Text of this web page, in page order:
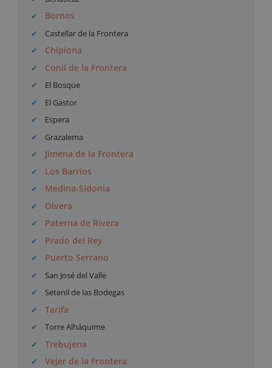
Bornos
Castellar de la Frontera
Chipiona
Conil de la Frontera
El Bosque
El Gastor
Espera
Grazalema
Jimena de la Frontera
Los Barrios
Medina-Sidonia
Olvera
Paterna de Rivera
Prado del Rey
Puerto Serrano
San José del Valle
Setenil de las Bodegas
Tarifa
Torre Alháquime
Trebujena
Vejer de la Frontera